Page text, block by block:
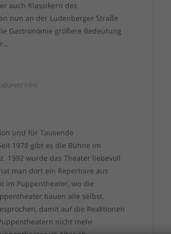
auch Klassikern des
nun an der Ludenberger Straße
Gastronomie größere Bedeutung
Flin)
und für Tausende
1978 gibt es die Bühne im
1992 wurde das Theater liebevoll
man dort ein Repertoire aus
im Puppentheater, wo die
bauen alle selbst.
damit auf die Reaktionen
nicht mehr